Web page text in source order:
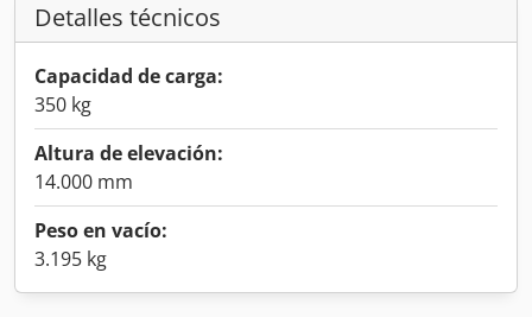
Detalles técnicos
Capacidad de carga:
350 kg
Altura de elevación:
14.000 mm
Peso en vacío:
3.195 kg